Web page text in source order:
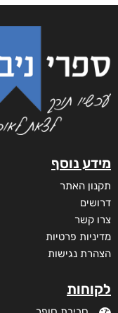
מידע נוסף
תקנון האתר
דרושים
צרו קשר
מדיניות פרטיות
הצהרת נגישות
לקוחות